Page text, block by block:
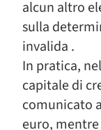
alcun altro
sulla
invalida .
In pratica,
capitale di
comunicato
euro,